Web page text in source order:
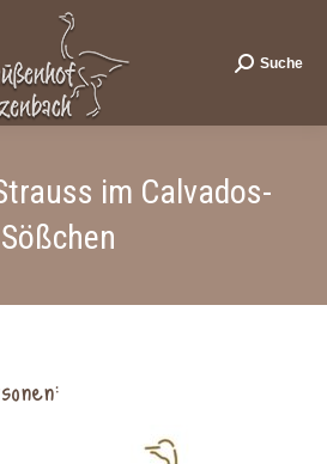
Search:
Suche
im Calvados-
Sößchen